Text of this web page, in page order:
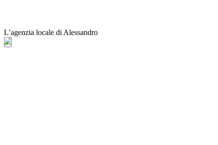
L’agenzia locale di Alessandro